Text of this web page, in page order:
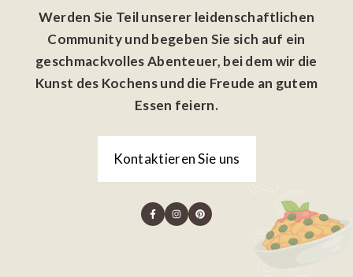
Werden Sie Teil unserer leidenschaftlichen
Community und begeben Sie sich auf ein
geschmackvolles Abenteuer, bei dem wir die
Kunst des Kochens und die Freude an gutem
Essen feiern.
Kontaktieren Sie uns